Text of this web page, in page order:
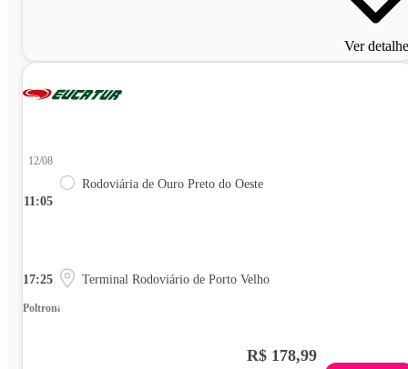
Ver
11:05
12/08
Rodoviária de Ouro Preto do Oeste
17:25 Terminal Rodoviário de Porto Velho
Poltrona
R$ 178,99